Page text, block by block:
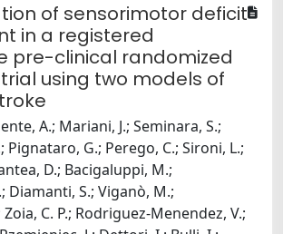
of sensorimotor deficit
in a registered
pre-clinical randomized
using two models of
A.; Mariani, J.; Seminara, S.;
G.; Perego, C.; Sironi, L.;
D.; Bacigaluppi, M.;
Diamanti, S.; Viganò, M.;
C. P.; Rodriguez-Menendez, V.;